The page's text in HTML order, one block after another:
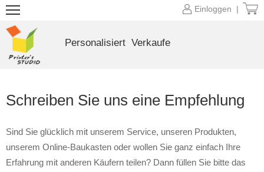
Schreiben Sie uns eine Empfehlung
Sind Sie glücklich mit unserem Service, unseren Produkten,
unserem Online-Baukasten oder wollen Sie ganz einfach Ihre
Erfahrung mit anderen Käufern teilen? Dann füllen Sie bitte das
Einloggen |
Personalisiert Verkaufe